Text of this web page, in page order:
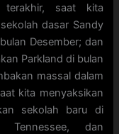
terakhir, saat kita
dasar Sandy
Desember; dan
Parkland di bulan
massal dalam
kita menyaksikan
sekolah baru di
Tennessee, dan